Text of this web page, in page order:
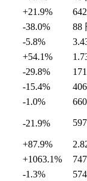
+21.9%
-38.0% 88
-5.8%
+54.1%
-29.8% 171
-15.4%
-1.0% 660
-21.9%
+87.9%
+1063.1% 747
-1.3%